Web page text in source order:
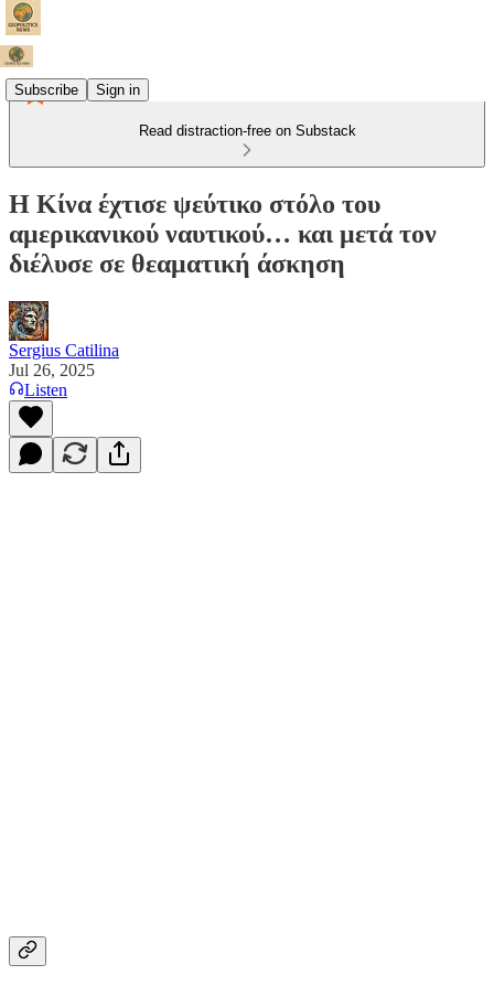
Subscribe Sign in
Read distraction-free on Substack
Η Κίνα έχτισε ψεύτικο στόλο του
αμερικανικού ναυτικού… και μετά τον
διέλυσε σε θεαματική άσκηση
Sergius Catilina
Jul 26, 2025
Listen